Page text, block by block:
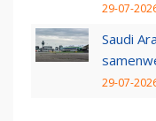
29-07-
Saudi
29-07-